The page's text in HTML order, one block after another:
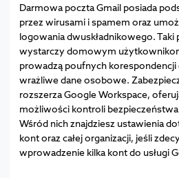
Darmowa poczta Gmail posiada
przez wirusami i spamem oraz
logowania dwuskładnikowego.
wystarczy domowym
prowadzą poufnych
wrażliwe dane osobowe.
rozszerza Google Workspace,
możliwości kontroli
Wśród nich znajdziesz ustawienia
kont oraz całej organizacji, jeśli
wprowadzenie kilka kont do usługi